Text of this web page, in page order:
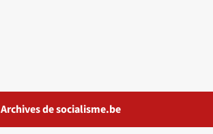
Archives de socialisme.be